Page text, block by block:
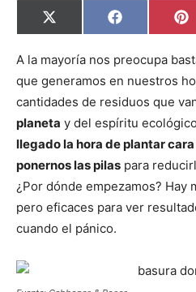
C
o
p
a
r
i
r
e
n
X
(
w
i
t
e
r
)
C
o
p
r
t
i
r
e
n
F
a
e
o
o
k
C
o
p
r
i
r
e
n
P
i
t
r
e
s
t
A la mayoría nos preocupa
que generamos en nuestros
cantidades de residuos que
planeta y del espíritu
llegado la hora de plantar
ponernos las pilas para
¿Por dónde empezamos? Hay
pero eficaces para ver
cuando el pánico.